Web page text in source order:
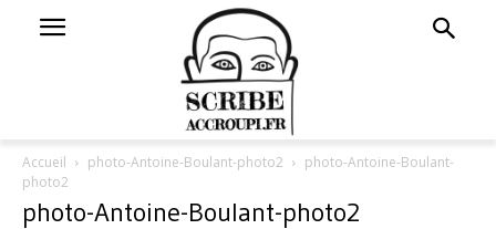
Accueil photo-Antoine-Boulant-photo2
photo-Antoine-Boulant-
photo2
photo-Antoine-Boulant-photo2